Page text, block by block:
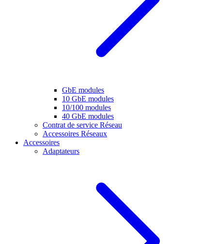
GbE modules
10 GbE modules
10/100 modules
40 GbE modules
Contrat de service Réseau
Accessoires Réseaux
Accessoires
Adaptateurs